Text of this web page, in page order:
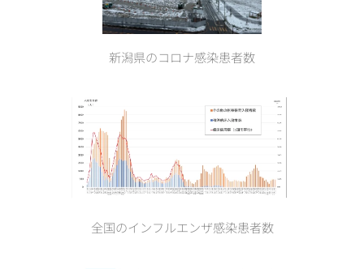
新潟県のコロナ感染患者数
全国のインフルエンザ感染患者数